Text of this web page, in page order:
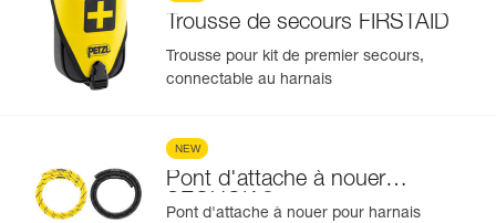
Trousse de secours FIRSTAID
Trousse pour kit de premier secours,
connectable au harnais
NEW
Pont d'attache à nouer
SEQUOIA
Pont d'attache à nouer pour harnais